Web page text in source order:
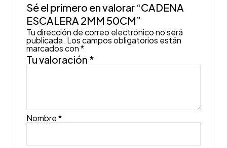
Sé el primero en valorar “CADENA
ESCALERA 2MM 50CM”
Tu dirección de correo electrónico no será
publicada. Los campos obligatorios están
marcados con*
Tu valoración *
Nombre*